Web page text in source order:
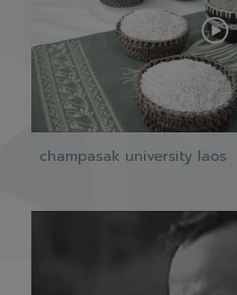
champasak university laos